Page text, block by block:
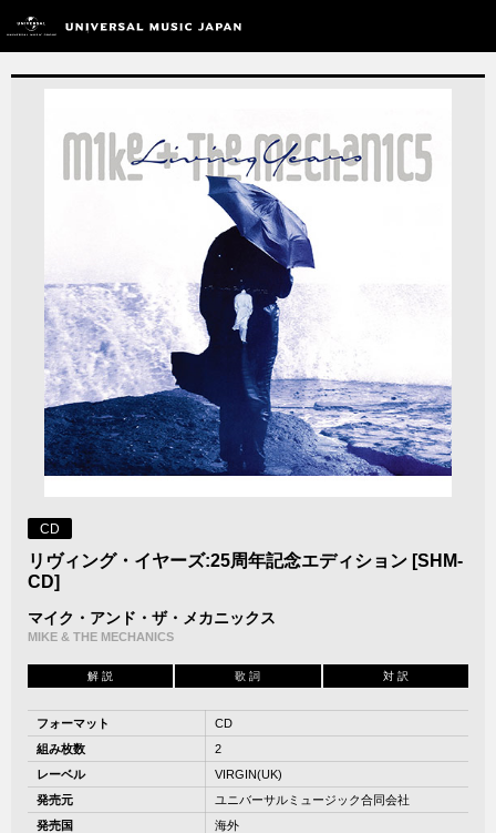
CD
リヴィング・イヤーズ:25周年記念エディション [SHM-
CD]
マイク・アンド・ザ・メカニックス
MIKE & THE MECHANICS
解 説 歌 詞 対 訳
フォーマット
CD
組み枚数
2
レーベル
VIRGIN(UK)
発売元
ユニバーサルミュージック合同会社
発売国
海外